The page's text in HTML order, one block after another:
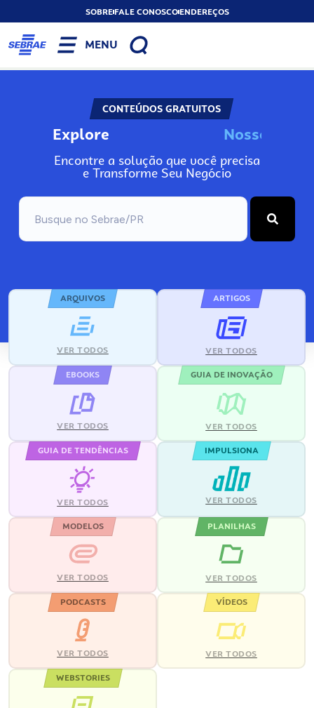
SOBREFALE CONOSCOENDEREÇOS
MENU
CONTEÚDOS GRATUITOS
Explore Nosso
Encontre a solução que você precisa
e Transforme Seu Negócio
ARQUIVOS
VER TODOS
ARTIGOS
VER TODOS
EBOOKS
VER TODOS
GUIA DE INOVAÇÃO
VER TODOS
GUIA DE TENDÊNCIAS
VER TODOS
IMPULSIONA
VER TODOS
MODELOS
VER TODOS
PLANILHAS
VER TODOS
PODCASTS
VER TODOS
VÍDEOS
VER TODOS
WEBSTORIES